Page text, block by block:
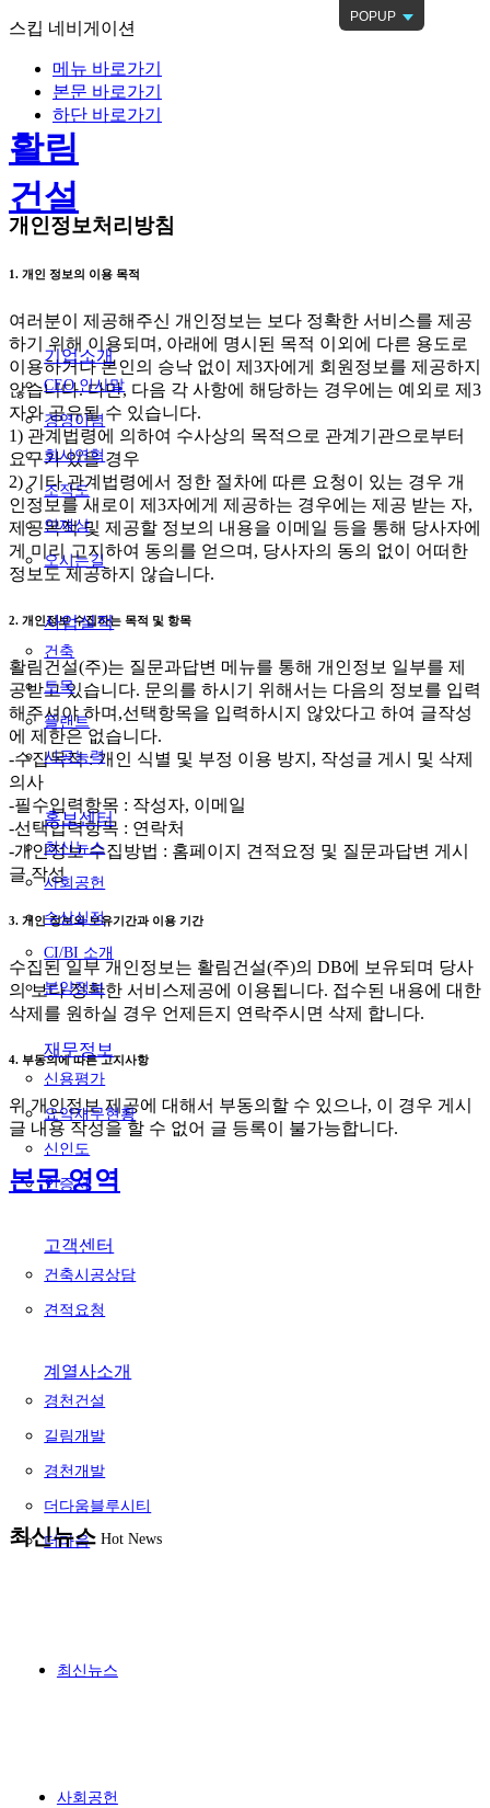
스킵 네비게이션
메뉴 바로가기
본문 바로가기
하단 바로가기
POPUP
활림
건설
기업소개
CEO 인사말
경영이념
회사연혁
조직도
인재상
오시는길
사업실적
건축
토목
플랜트
시공능력
홍보센터
최신뉴스
사회공헌
수상실적
CI/BI 소개
분양정보
재무정보
신용평가
요약재무현황
신인도
인증서
고객센터
건축시공상담
견적요청
계열사소개
경천건설
길림개발
경천개발
더다움블루시티
더다움
개인정보처리방침
1. 개인 정보의 이용 목적
여러분이 제공해주신 개인정보는 보다 정확한 서비스를 제공
하기 위해 이용되며, 아래에 명시된 목적 이외에 다른 용도로
이용하거나 본인의 승낙 없이 제3자에게 회원정보를 제공하지
않습니다. 다만, 다음 각 사항에 해당하는 경우에는 예외로 제3
자와 공유될 수 있습니다.
1) 관계법령에 의하여 수사상의 목적으로 관계기관으로부터
요구가 있을 경우
2) 기타 관계법령에서 정한 절차에 따른 요청이 있는 경우 개
인정보를 새로이 제3자에게 제공하는 경우에는 제공 받는 자,
제공목적 및 제공할 정보의 내용을 이메일 등을 통해 당사자에
게 미리 고지하여 동의를 얻으며, 당사자의 동의 없이 어떠한
정보도 제공하지 않습니다.
2. 개인정보 수집하는 목적 및 항목
활림건설(주)는 질문과답변 메뉴를 통해 개인정보 일부를 제
공받고 있습니다. 문의를 하시기 위해서는 다음의 정보를 입력
해주셔야 하며,선택항목을 입력하시지 않았다고 하여 글작성
에 제한은 없습니다.
-수집목적 : 개인 식별 및 부정 이용 방지, 작성글 게시 및 삭제
의사
-필수입력항목 : 작성자, 이메일
-선택입력항목 : 연락처
-개인정보 수집방법 : 홈페이지 견적요정 및 질문과답변 게시
글 작성
3. 개인 정보의 보유기간과 이용 기간
수집된 일부 개인정보는 활림건설(주)의 DB에 보유되며 당사
의 보다 정확한 서비스제공에 이용됩니다. 접수된 내용에 대한
삭제를 원하실 경우 언제든지 연락주시면 삭제 합니다.
4. 부동의에 따른 고지사항
위 개인정보 제공에 대해서 부동의할 수 있으나, 이 경우 게시
글 내용 작성을 할 수 없어 글 등록이 불가능합니다.
본문 영역
최신뉴스
사회공헌
최신뉴스 Hot News